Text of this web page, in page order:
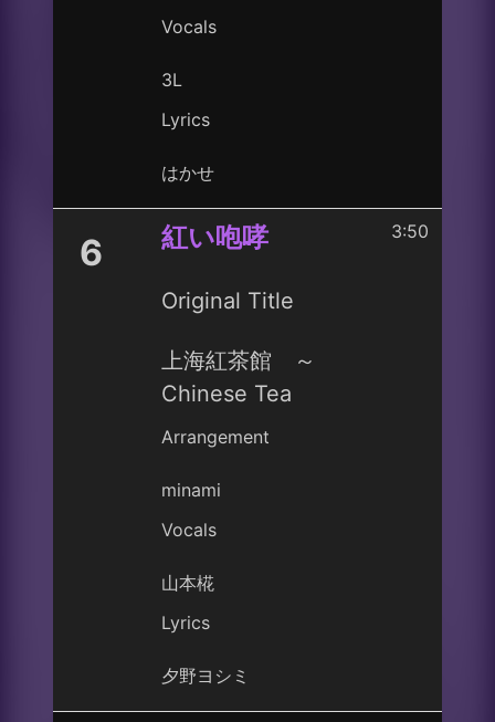
Vocals
3L
Lyrics
はかせ
6 紅い咆哮
Original Title
上海紅茶館 ～
Chinese Tea
Arrangement
minami
Vocals
山本椛
Lyrics
夕野ヨシミ
3:50